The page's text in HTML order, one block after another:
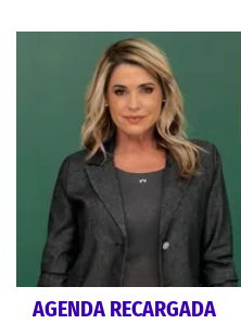
AGENDA RECARGADA